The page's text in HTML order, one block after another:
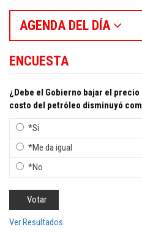
AGENDA DEL DÍA
ENCUESTA
¿Debe el Gobierno bajar el precio
costo del petróleo disminuyó
*Si
*Me da igual
*No
Ver Resultados